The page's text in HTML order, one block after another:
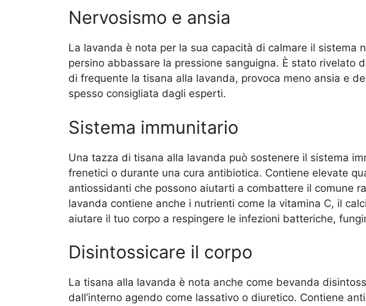
Nervosismo e ansia
La lavanda è nota per la sua capacità di calmare il sistema
persino abbassare la pressione sanguigna. È stato rivelato
di frequente la tisana alla lavanda, provoca meno ansia e
spesso consigliata dagli esperti.
Sistema immunitario
Una tazza di tisana alla lavanda può sostenere il sistema
frenetici o durante una cura antibiotica. Contiene elevate
antiossidanti che possono aiutarti a combattere il comune
lavanda contiene anche i nutrienti come la vitamina C, il
aiutare il tuo corpo a respingere le infezioni batteriche,
Disintossicare il corpo
La tisana alla lavanda è nota anche come bevanda
dall’interno agendo come lassativo o diuretico. Contiene